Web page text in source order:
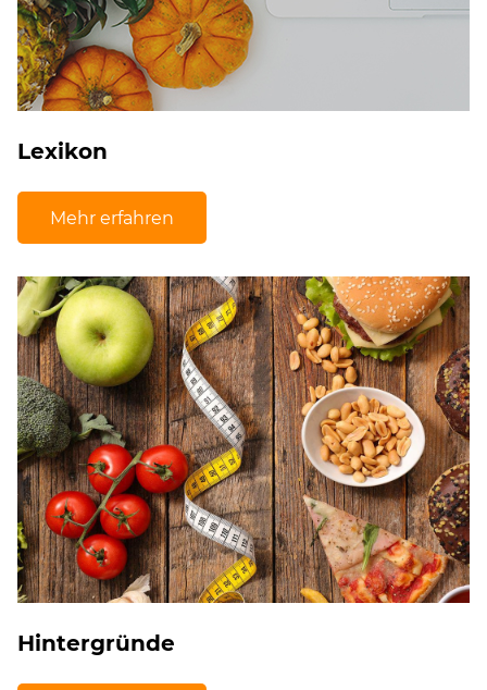
Lexikon
Mehr erfahren
Hintergründe